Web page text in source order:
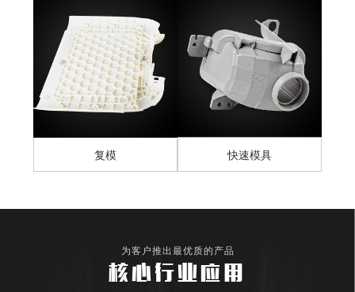
复模 快速模具
为客户推出最优质的产品
核心行业应用